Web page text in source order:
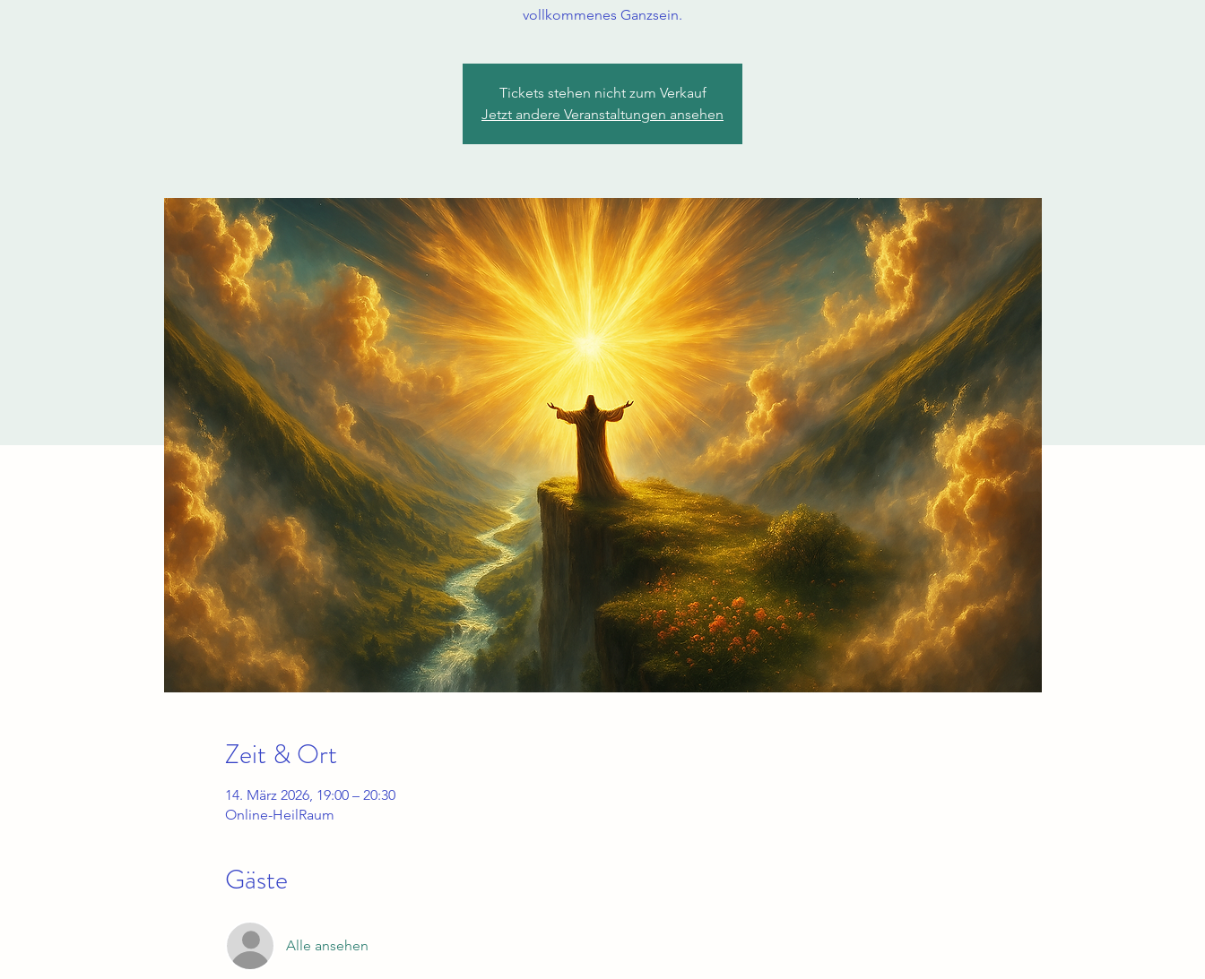
vollkommenes Ganzsein.
Tickets stehen nicht zum Verkauf
Jetzt andere Veranstaltungen ansehen
Zeit & Ort
14. März 2026, 19:00 – 20:30
Online-HeilRaum
Gäste
Alle ansehen